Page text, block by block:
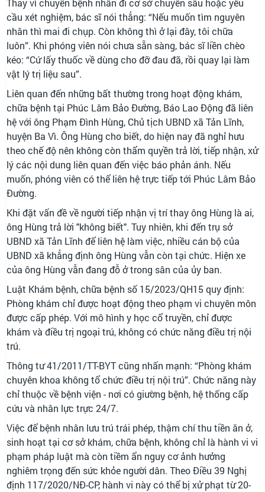
Thay vì chuyển bệnh nhân đi cơ sở chuyên sâu hoặc yêu
cầu xét nghiệm, bác sĩ nói thẳng: “Nếu muốn tìm nguyên
nhân thì mai đi chụp. Còn không thì ở lại đây, tôi chữa
luôn”. Khi phóng viên nói chưa sẵn sàng, bác sĩ liền chèo
kéo: “Cứ lấy thuốc về dùng cho đỡ đau đã, rồi quay lại làm
vật lý trị liệu sau”.
Liên quan đến những bất thường trong hoạt động khám,
chữa bệnh tại Phúc Lâm Bảo Đường, Báo Lao Động đã liên
hệ với ông Phạm Đình Hùng, Chủ tịch UBND xã Tản Lĩnh,
huyện Ba Vì. Ông Hùng cho biết, do hiện nay đã nghỉ hưu
theo chế độ nên không còn thẩm quyền trả lời, tiếp nhận, xử
lý các nội dung liên quan đến việc báo phản ánh. Nếu
muốn, phóng viên có thể liên hệ trực tiếp tới Phúc Lâm Bảo
Đường.
Khi đặt vấn đề về người tiếp nhận vị trí thay ông Hùng là ai,
ông Hùng trả lời "không biết". Tuy nhiên, khi đến trụ sở
UBND xã Tản Lĩnh để liên hệ làm việc, nhiều cán bộ của
UBND xã khẳng định ông Hùng vẫn còn tại chức. Hiện xe
của ông Hùng vẫn đang đỗ ở trong sân của ủy ban.
Luật Khám bệnh, chữa bệnh số 15/2023/QH15 quy định:
Phòng khám chỉ được hoạt động theo phạm vi chuyên môn
được cấp phép. Với mô hình y học cổ truyền, chỉ được
khám và điều trị ngoại trú, không có chức năng điều trị nội
trú.
Thông tư 41/2011/TT-BYT cũng nhấn mạnh: “Phòng khám
chuyên khoa không tổ chức điều trị nội trú”. Chức năng này
chỉ thuộc về bệnh viện - nơi có giường bệnh, hệ thống cấp
cứu và nhân lực trực 24/7.
Việc để bệnh nhân lưu trú trái phép, thậm chí thu tiền ăn ở,
sinh hoạt tại cơ sở khám, chữa bệnh, không chỉ là hành vi vi
phạm pháp luật mà còn tiềm ẩn nguy cơ ảnh hưởng
nghiêm trọng đến sức khỏe người dân. Theo Điều 39 Nghị
định 117/2020/NĐ-CP, hành vi này có thể bị xử phạt từ 20-